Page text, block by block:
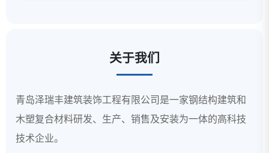
关于我们
青岛泽瑞丰建筑装饰工程有限公司是一家钢结构建筑和
木塑复合材料研发、生产、销售及安装为一体的高科技
技术企业。